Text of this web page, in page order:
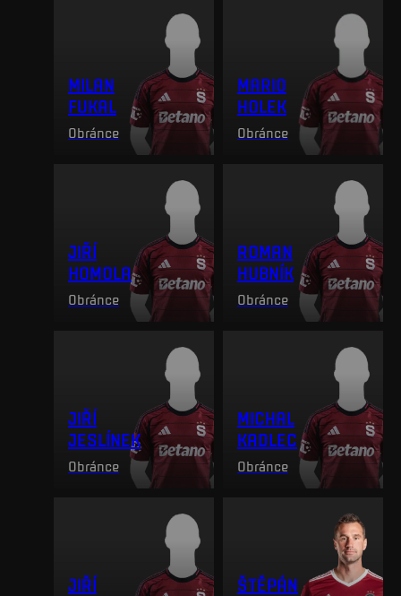
MILAN
FUKAL
Obránce
MARIO
HOLEK
Obránce
JIŘÍ
HOMOLA
Obránce
ROMAN
HUBNÍK
Obránce
JIŘÍ
JESLÍNEK
Obránce
MICHAL
KADLEC
Obránce
JIŘÍ
ŠTĚPÁN